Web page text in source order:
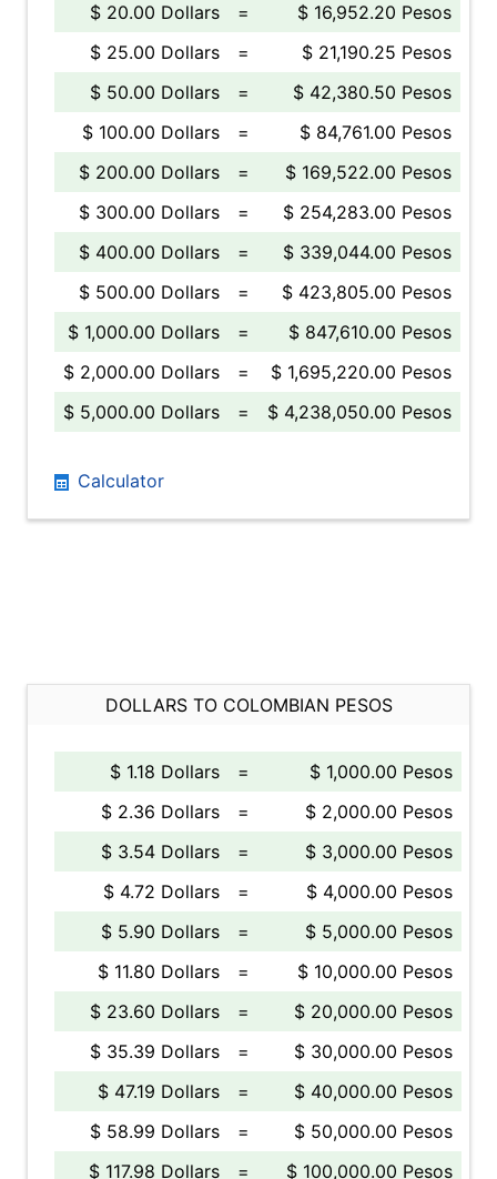
$ 20.00 Dollars
=
$ 16,952.20 Pesos
$ 25.00 Dollars
=
$ 21,190.25 Pesos
$ 50.00 Dollars
=
$ 42,380.50 Pesos
$ 100.00 Dollars
=
$ 84,761.00 Pesos
$ 200.00 Dollars
=
$ 169,522.00 Pesos
$ 300.00 Dollars
=
$ 254,283.00 Pesos
$ 400.00 Dollars
=
$ 339,044.00 Pesos
$ 500.00 Dollars
=
$ 423,805.00 Pesos
$ 1,000.00 Dollars
=
$ 847,610.00 Pesos
$ 2,000.00 Dollars
=
$ 1,695,220.00 Pesos
$ 5,000.00 Dollars
= $ 4,238,050.00 Pesos
Calculator
DOLLARS TO COLOMBIAN PESOS
$ 1.18 Dollars =
$ 1,000.00 Pesos
$ 2.36 Dollars
=
$ 2,000.00 Pesos
$ 3.54 Dollars
=
$ 3,000.00 Pesos
$ 4.72 Dollars
=
$ 4,000.00 Pesos
$ 5.90 Dollars
=
$ 5,000.00 Pesos
$ 11.80 Dollars
=
$ 10,000.00 Pesos
$ 23.60 Dollars
=
$ 20,000.00 Pesos
$ 35.39 Dollars
=
$ 30,000.00 Pesos
$ 47.19 Dollars
=
$ 40,000.00 Pesos
$ 58.99 Dollars
=
$ 50,000.00 Pesos
$ 117.98 Dollars
= $ 100,000.00 Pesos